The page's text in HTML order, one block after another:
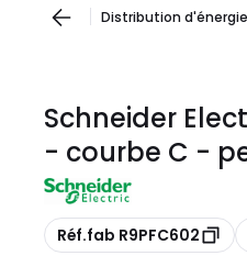
Distribution d'énergie
Schneider
- courbe C -
Copie
Réf.fab R9PFC602